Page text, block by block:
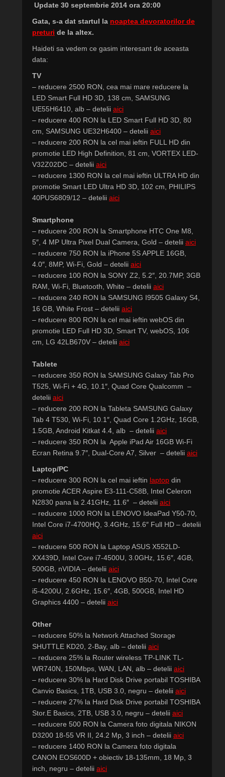
Update 30 septembrie 2014 ora 20:00
Gata, s-a dat startul la noaptea devoratorilor de
preturi de la altex.
Haideti sa vedem ce gasim interesant de aceasta
data:
TV
– reducere 2500 RON, cea mai mare reducere la
LED Smart Full HD 3D, 138 cm, SAMSUNG
UE55H6410, alb – detelii aici
– reducere 400 RON la LED Smart Full HD 3D, 80
cm, SAMSUNG UE32H6400 – detelii aici
– reducere 200 RON la cel mai ieftin FULL HD din
promotie LED High Definition, 81 cm, VORTEX LED-
V32Z02DC – detelii aici
– reducere 1300 RON la cel mai ieftin ULTRA HD din
promotie Smart LED Ultra HD 3D, 102 cm, PHILIPS
40PUS6809/12 – detelii aici
Smartphone
– reducere 200 RON la Smartphone HTC One M8,
5″, 4 MP Ultra Pixel Dual Camera, Gold – detelii aici
– reducere 750 RON la iPhone 5S APPLE 16GB,
4.0″, 8MP, Wi-Fi, Gold – detelii aici
– reducere 100 RON la SONY Z2, 5.2″, 20.7MP, 3GB
RAM, Wi-Fi, Bluetooth, White – detelii aici
– reducere 240 RON la SAMSUNG I9505 Galaxy S4,
16 GB, White Frost – detelii aici
– reducere 800 RON la cel mai ieftin webOS din
promotie LED Full HD 3D, Smart TV, webOS, 106
cm, LG 42LB670V – detelii aici
Tablete
– reducere 350 RON la SAMSUNG Galaxy Tab Pro
T525, Wi-Fi + 4G, 10.1″, Quad Core Qualcomm –
detelii aici
– reducere 200 RON la Tableta SAMSUNG Galaxy
Tab 4 T530, Wi-Fi, 10.1″, Quad Core 1.2GHz, 16GB,
1.5GB, Android Kitkat 4.4, alb – detelii aici
– reducere 350 RON la Apple iPad Air 16GB Wi-Fi
Ecran Retina 9.7″, Dual-Core A7, Silver – detelii aici
Laptop/PC
– reducere 300 RON la cel mai ieftin laptop din
promotie ACER Aspire E3-111-C58B, Intel Celeron
N2830 pana la 2.41GHz, 11.6″ – detelii aici
– reducere 1000 RON la LENOVO IdeaPad Y50-70,
Intel Core i7-4700HQ, 3.4GHz, 15.6″ Full HD – detelii
aici
– reducere 500 RON la Laptop ASUS X552LD-
XX439D, Intel Core i7-4500U, 3.0GHz, 15.6″, 4GB,
500GB, nVIDIA – detelii aici
– reducere 450 RON la LENOVO B50-70, Intel Core
i5-4200U, 2.6GHz, 15.6″, 4GB, 500GB, Intel HD
Graphics 4400 – detelii aici
Other
– reducere 50% la Network Attached Storage
SHUTTLE KD20, 2-Bay, alb – detelii aici
– reducere 25% la Router wireless TP-LINK TL-
WR740N, 150Mbps, WAN, LAN, alb – detelii aici
– reducere 30% la Hard Disk Drive portabil TOSHIBA
Canvio Basics, 1TB, USB 3.0, negru – detelii aici
– reducere 27% la Hard Disk Drive portabil TOSHIBA
Stor.E Basics, 2TB, USB 3.0, negru – detelii aici
– reducere 500 RON la Camera foto digitala NIKON
D3200 18-55 VR II, 24.2 Mp, 3 inch – detelii aici
– reducere 1400 RON la Camera foto digitala
CANON EOS600D + obiectiv 18-135mm, 18 Mp, 3
inch, negru – detelii aici